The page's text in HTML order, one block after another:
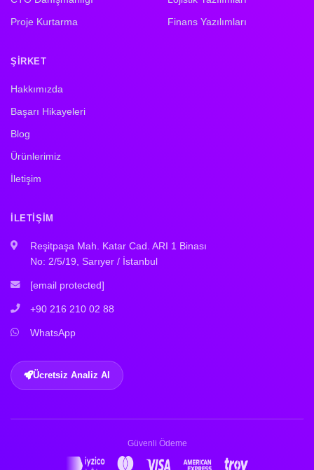
Proje Kurtarma Finans Yazılımları
ŞIRKET
Hakkımızda
Başarı Hikayeleri
Blog
Ürünlerimiz
İletişim
İLETIŞIM
Reşitpaşa Mah. Katar Cad. ARI 1 Binası
No: 2/5/19, Sarıyer / İstanbul
[email protected]
+90 216 210 02 88
WhatsApp
Ücretsiz Analiz Al
Güvenli Ödeme